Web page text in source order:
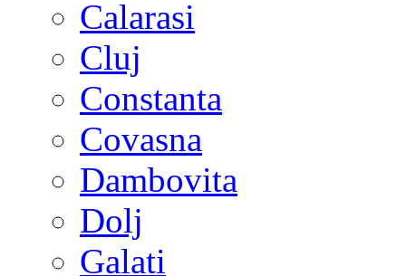
Calarasi
Cluj
Constanta
Covasna
Dambovita
Dolj
Galati